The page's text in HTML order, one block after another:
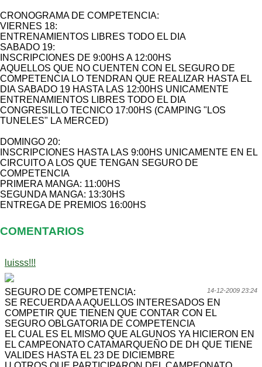
CRONOGRAMA DE COMPETENCIA:
VIERNES 18:
ENTRENAMIENTOS LIBRES TODO EL DIA
SABADO 19:
INSCRIPCIONES DE 9:00HS A 12:00HS
AQUELLOS QUE NO CUENTEN CON EL SEGURO DE
COMPETENCIA LO TENDRAN QUE REALIZAR HASTA EL
DIA SABADO 19 HASTA LAS 12:00HS UNICAMENTE
ENTRENAMIENTOS LIBRES TODO EL DIA
CONGRESILLO TECNICO 17:00HS (CAMPING "LOS
TUNELES" LA MERCED)
DOMINGO 20:
INSCRIPCIONES HASTA LAS 9:00HS UNICAMENTE EN EL
CIRCUITO A LOS QUE TENGAN SEGURO DE
COMPETENCIA
PRIMERA MANGA: 11:00HS
SEGUNDA MANGA: 13:30HS
ENTREGA DE PREMIOS 16:00HS
COMENTARIOS
luisss!!!
14-12-2009 23:24
SEGURO DE COMPETENCIA:
SE RECUERDA A AQUELLOS INTERESADOS EN
COMPETIR QUE TIENEN QUE CONTAR CON EL
SEGURO OBLGATORIA DE COMPETENCIA
EL CUAL ES EL MISMO QUE ALGUNOS YA HICIERON EN
EL CAMPEONATO CATAMARQUEÑO DE DH QUE TIENE
VALIDES HASTA EL 23 DE DICIEMBRE